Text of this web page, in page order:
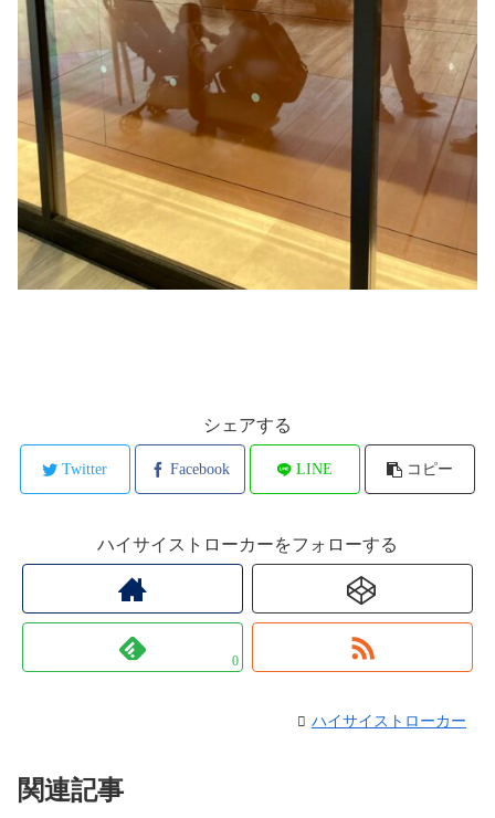
シェアする
Twitter Facebook LINE コピー
ハイサイストローカーをフォローする
0
ハイサイストローカー
関連記事